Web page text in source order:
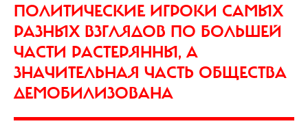
ПОЛИТИЧЕСКИЕ ИГРОКИ САМЫХ
РАЗНЫХ ВЗГЛЯДОВ ПО БОЛЬШЕЙ
ЧАСТИ РАСТЕРЯННЫ, А
ЗНАЧИТЕЛЬНАЯ ЧАСТЬ ОБЩЕСТВА
ДЕМОБИЛИЗОВАНА